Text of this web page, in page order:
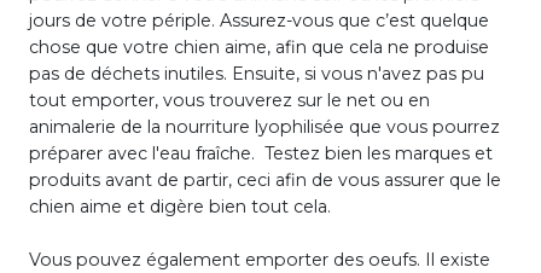
jours de votre périple. Assurez-vous que c’est quelque
chose que votre chien aime, afin que cela ne produise
pas de déchets inutiles. Ensuite, si vous n'avez pas pu
tout emporter, vous trouverez sur le net ou en
animalerie de la nourriture lyophilisée que vous pourrez
préparer avec l'eau fraîche. Testez bien les marques et
produits avant de partir, ceci afin de vous assurer que le
chien aime et digère bien tout cela.
Vous pouvez également emporter des oeufs. Il existe